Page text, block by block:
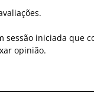
sessão iniciada que
opinião.